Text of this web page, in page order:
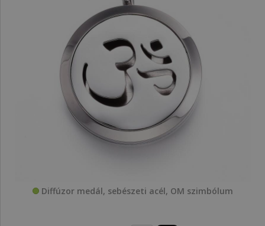
Diffúzor medál, sebészeti acél, OM szimbólum